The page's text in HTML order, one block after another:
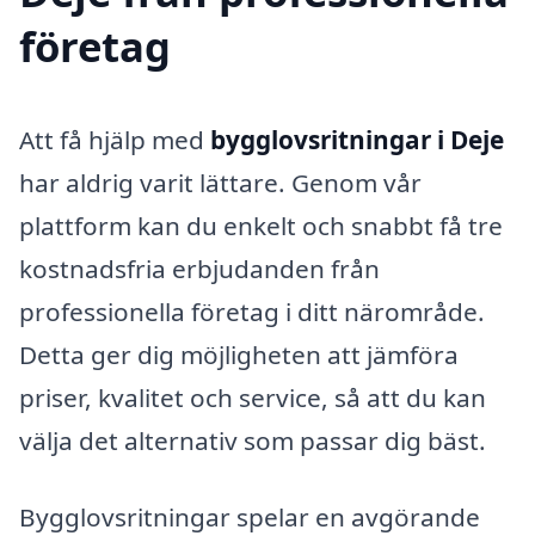
företag
Att få hjälp med bygglovsritningar i Deje
har aldrig varit lättare. Genom vår
plattform kan du enkelt och snabbt få tre
kostnadsfria erbjudanden från
professionella företag i ditt närområde.
Detta ger dig möjligheten att jämföra
priser, kvalitet och service, så att du kan
välja det alternativ som passar dig bäst.
Bygglovsritningar spelar en avgörande